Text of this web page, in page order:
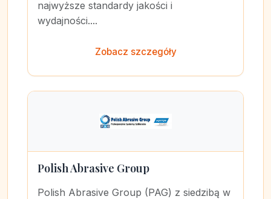
najwyższe standardy jakości i
wydajności....
Zobacz szczegóły
Polish Abrasive Group
Polish Abrasive Group (PAG) z siedzibą w